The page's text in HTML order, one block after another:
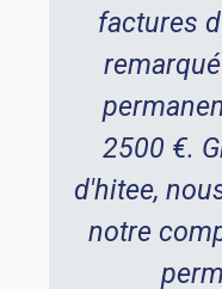
factures
2500 €.
d'hitee,
notre